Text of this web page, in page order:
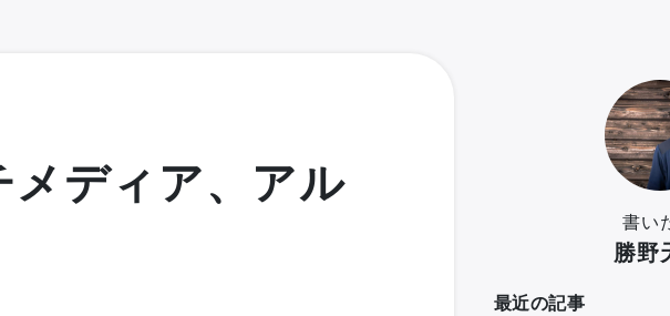
ディア、アル
書い
勝野
最近の記事